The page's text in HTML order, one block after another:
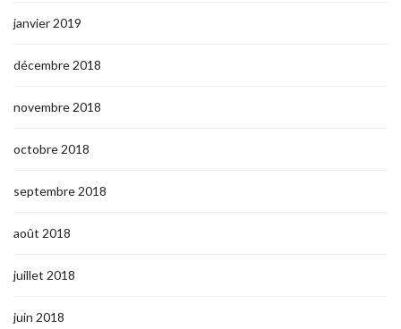
janvier 2019
décembre 2018
novembre 2018
octobre 2018
septembre 2018
août 2018
juillet 2018
juin 2018